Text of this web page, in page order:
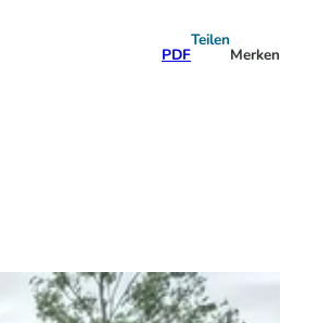
PDF
Teilen
Merken